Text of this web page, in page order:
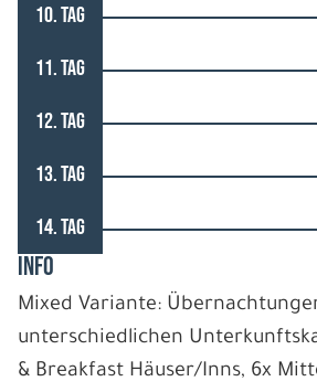
10. TAG
11. TAG
12. TAG
13. TAG
14. TAG
INFO
Mixed Variante:
unterschiedlichen
& Breakfast Häuser/Inns, 6x